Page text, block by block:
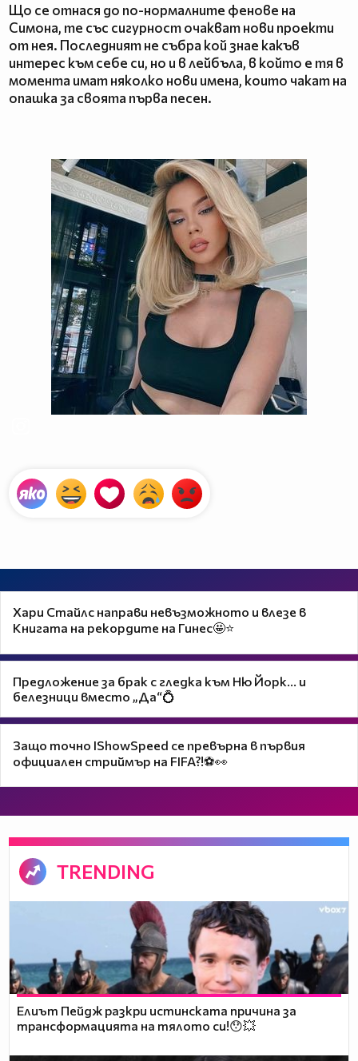
Що се отнася до по-нормалните фенове на
Симона, те със сигурност очакват нови проекти
от нея. Последният не събра кой знае какъв
интерес към себе си, но и в лейбъла, в който е тя в
момента имат няколко нови имена, които чакат на
опашка за своята първа песен.
Хари Стайлс направи невъзможното и влезе в
Книгата на рекордите на Гинес🤩⭐
Предложение за брак с гледка към Ню Йорк... и
белезници вместо „Да“💍
Защо точно IShowSpeed се превърна в първия
официален стриймър на FIFA?!⚽👀
TRENDING
Елиът Пейдж разкри истинската причина за
трансформацията на тялото си!😯💥